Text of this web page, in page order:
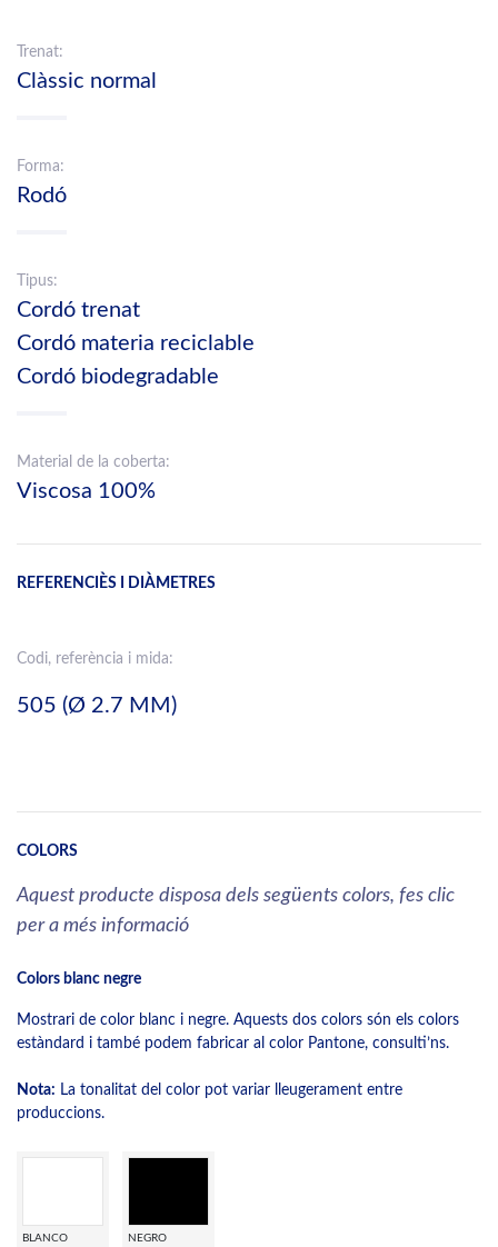
Trenat:
Clàssic normal
Forma:
Rodó
Tipus:
Cordó trenat
Cordó materia reciclable
Cordó biodegradable
Material de la coberta:
Viscosa 100%
REFERENCIÈS I DIÀMETRES
Codi, referència i mida:
505 (Ø 2.7 MM)
COLORS
Aquest producte disposa dels següents colors, fes clic
per a més informació
Colors blanc negre
Mostrari de color blanc i negre. Aquests dos colors són els colors
estàndard i també podem fabricar al color Pantone, consulti’ns.
Nota: La tonalitat del color pot variar lleugerament entre
produccions.
BLANCO NEGRO